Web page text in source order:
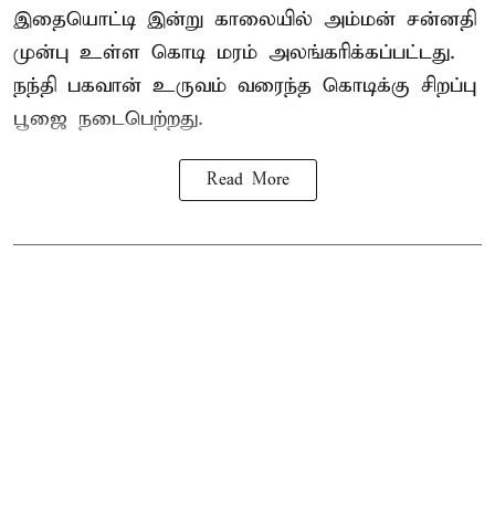
இதையொட்டி இன்று காலையில் அம்மன் சன்னதி
முன்பு உள்ள கொடி மரம் அலங்கரிக்கப்பட்டது.
நந்தி பகவான் உருவம் வரைந்த கொடிக்கு சிறப்பு
பூஜை நடைபெற்றது.
Read More